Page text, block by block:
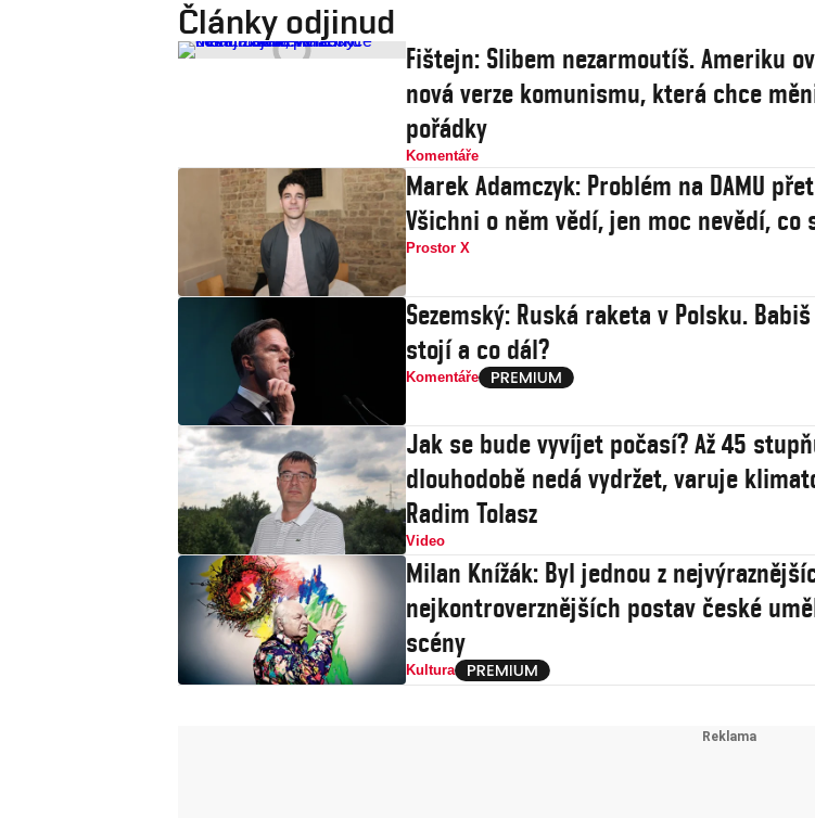
Články odjinud
Fištejn: Slibem nezarmoutíš. Ameriku
nová verze komunismu, která chce
pořádky
Komentáře
Marek Adamczyk: Problém na DAMU
Všichni o něm vědí, jen moc nevědí, co
Prostor X
Sezemský: Ruská raketa v Polsku.
stojí a co dál?
Komentáře
Jak se bude vyvíjet počasí? Až 45
dlouhodobě nedá vydržet, varuje
Radim Tolasz
Video
Milan Knížák: Byl jednou z
nejkontroverznějších postav české
scény
Kultura